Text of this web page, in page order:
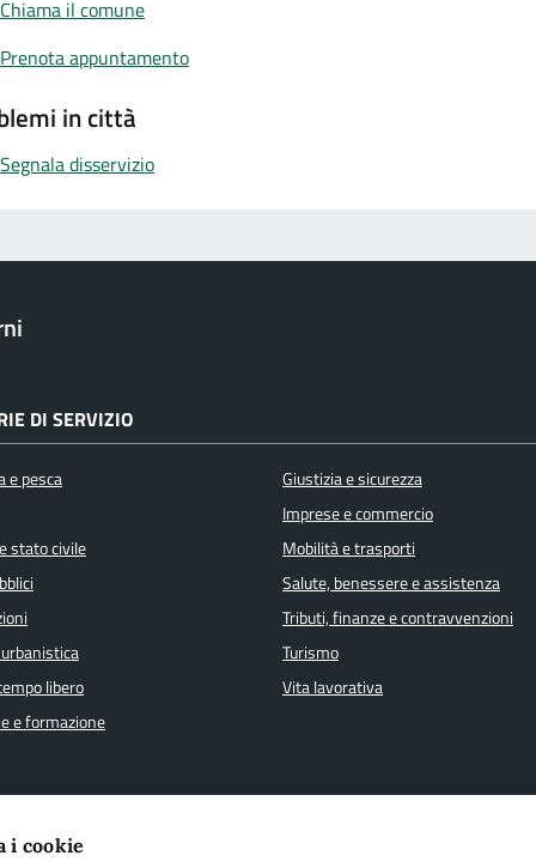
i cookie
Chiama il comune
Prenota appuntamento
in città
Segnala disservizio
DI SERVIZIO
e pesca
stato civile
libero
e formazione
Giustizia e sicurezza
Imprese e commercio
Mobilità e trasporti
Salute, benessere e assistenza
Tributi, finanze e contravvenzioni
Turismo
Vita lavorativa